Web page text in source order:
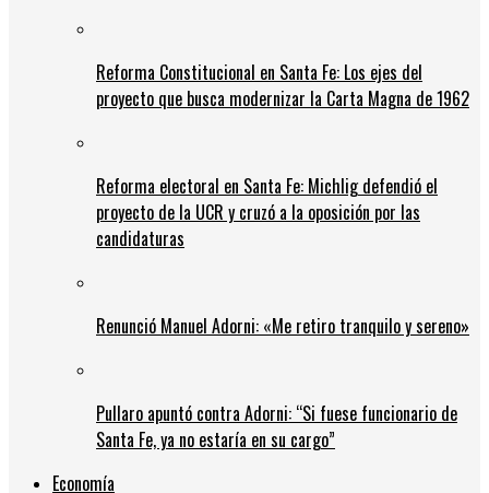
Reforma Constitucional en Santa Fe: Los ejes del
proyecto que busca modernizar la Carta Magna de 1962
Reforma electoral en Santa Fe: Michlig defendió el
proyecto de la UCR y cruzó a la oposición por las
candidaturas
Renunció Manuel Adorni: «Me retiro tranquilo y sereno»
Pullaro apuntó contra Adorni: “Si fuese funcionario de
Santa Fe, ya no estaría en su cargo”
Economía